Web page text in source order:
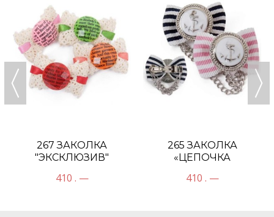
267 ЗАКОЛКА
"ЭКСКЛЮЗИВ"
410 . —
265 ЗАКОЛКА
«ЦЕПОЧКА
410 . —